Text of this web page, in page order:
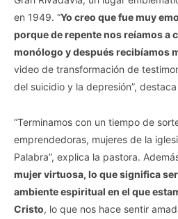
en 1949. “Yo creo que fue muy
porque de repente nos reíamos a
monólogo y después recibíamos
video de transformación de
del suicidio y la depresión”, destaca
“Terminamos con un tiempo de
emprendedoras, mujeres de la
Palabra”, explica la pastora.
mujer virtuosa, lo que significa
ambiente espiritual en el que
Cristo, lo que nos hace sentir